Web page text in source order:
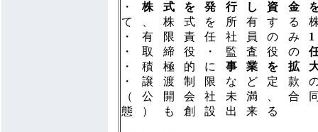
・株式を発行し資金
て、株式を所有する
・有限責任社員のみ
・取締役・監査役の
・積極的に 事業を拡
・譲渡制限など定款
（公開会社未満、
態）も創設出来る